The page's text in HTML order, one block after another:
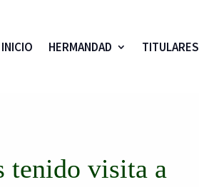
INICIO HERMANDAD TITULARES
tenido visita a